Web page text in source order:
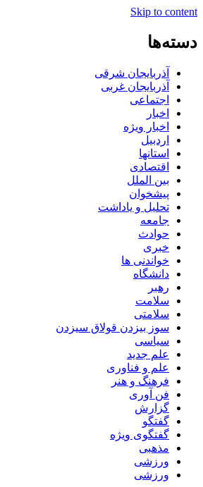
Skip to content
دسته‌ها
آذربایجان شرقی
آذربایجان غربی
اجتماعی
اخبار
اخبار ویژه
اردبیل
استانها
اقتصادی
بین الملل
پیشخوان
تحلیل و یاداشت
جامعه
حوادث
خبری
خواندنی ها
دانشگاه
رهبر
سلامت
سلامتی
سوز بیزدن قولاق سیزدن
سیاسی
علم جدید
علم و فناوری
فرهنگ و هنر
فن آوری
گزارش
گفتگو
گفتگوی ویژه
مذهبی
ورزشی
ورزشی